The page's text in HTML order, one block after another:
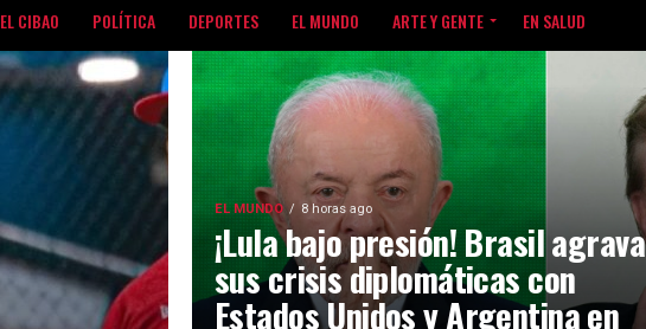
EL CIBAO POLÍTICA DEPORTES EL MUNDO ARTE Y GENTE EN SALUD
EL MUNDO 8 horas ago
¡Lula bajo presión! Brasil agrava
sus crisis diplomáticas con
Estados Unidos y Argentina en